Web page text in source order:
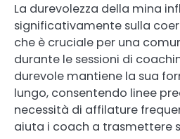
La durevolezza della mina
significativamente sulla
che è cruciale per una
durante le sessioni di
durevole mantiene la sua
lungo, consentendo linee
necessità di affilature
aiuta i coach a trasmettere